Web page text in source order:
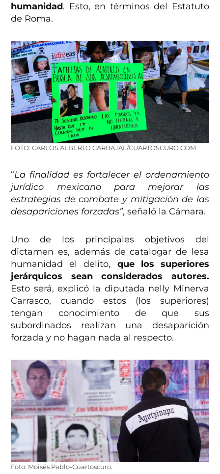
humanidad. Esto, en términos del Estatuto
de Roma.
FOTO: CARLOS ALBERTO CARBAJAL/CUARTOSCURO.COM
“La finalidad es fortalecer el ordenamiento
jurídico mexicano para mejorar las
estrategias de combate y mitigación de las
desapariciones forzadas”, señaló la Cámara.
Uno de los principales objetivos del
dictamen es, además de catalogar de lesa
humanidad el delito, que los superiores
jerárquicos sean considerados autores.
Esto será, explicó la diputada nelly Minerva
Carrasco, cuando estos (los superiores)
tengan conocimiento de que sus
subordinados realizan una desaparición
forzada y no hagan nada al respecto.
Foto: Moisés Pablo-Cuartoscuro.